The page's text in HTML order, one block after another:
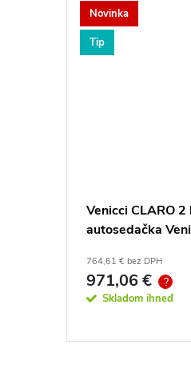
Novinka
Tip
Venicci CLARO 2
autosedačka
764,61 € bez DPH
971,06 € ?
Skladom ihneď